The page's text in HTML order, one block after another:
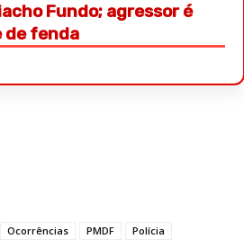
Fundo; agressor é
de fenda
Ocorrências PMDF
Polícia